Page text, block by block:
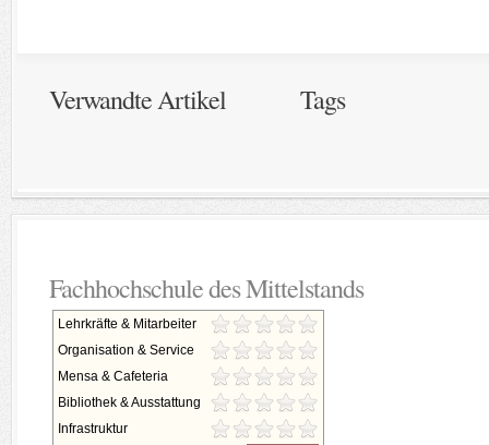
Verwandte Artikel Tags
Fachhochschule des Mittelstands
Lehrkräfte & Mitarbeiter
Organisation & Service
Mensa & Cafeteria
Bibliothek & Ausstattung
Infrastruktur